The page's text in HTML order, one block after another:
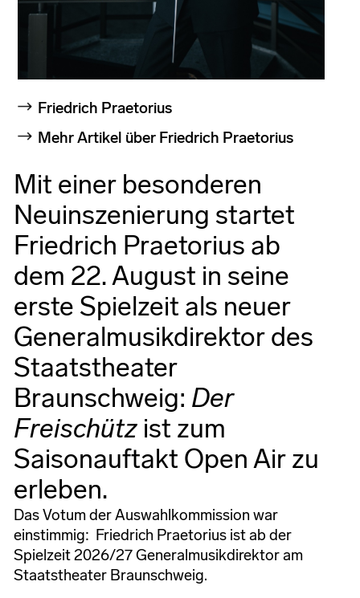
Friedrich Praetorius
Mehr Artikel über Friedrich Praetorius
Mit einer besonderen
Neuinszenierung startet
Friedrich Praetorius ab
dem 22. August in seine
erste Spielzeit als neuer
Generalmusikdirektor des
Staatstheater
Braunschweig: Der
Freischützist zum
Saisonauftakt Open Air zu
erleben.
Das Votum der Auswahlkommission war
einstimmig: Friedrich Praetorius ist ab der
Spielzeit 2026/27 Generalmusikdirektor am
Staatstheater Braunschweig.